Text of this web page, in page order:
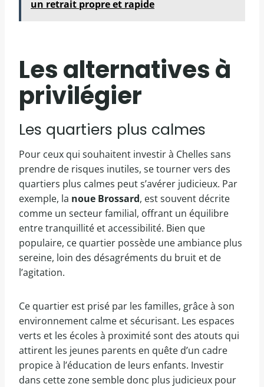
un retrait propre et rapide
Les alternatives à
privilégier
Les quartiers plus calmes
Pour ceux qui souhaitent investir à Chelles sans
prendre de risques inutiles, se tourner vers des
quartiers plus calmes peut s’avérer judicieux. Par
exemple, la noue Brossard, est souvent décrite
comme un secteur familial, offrant un équilibre
entre tranquillité et accessibilité. Bien que
populaire, ce quartier possède une ambiance plus
sereine, loin des désagréments du bruit et de
l’agitation.
Ce quartier est prisé par les familles, grâce à son
environnement calme et sécurisant. Les espaces
verts et les écoles à proximité sont des atouts qui
attirent les jeunes parents en quête d’un cadre
propice à l’éducation de leurs enfants. Investir
dans cette zone semble donc plus judicieux pour